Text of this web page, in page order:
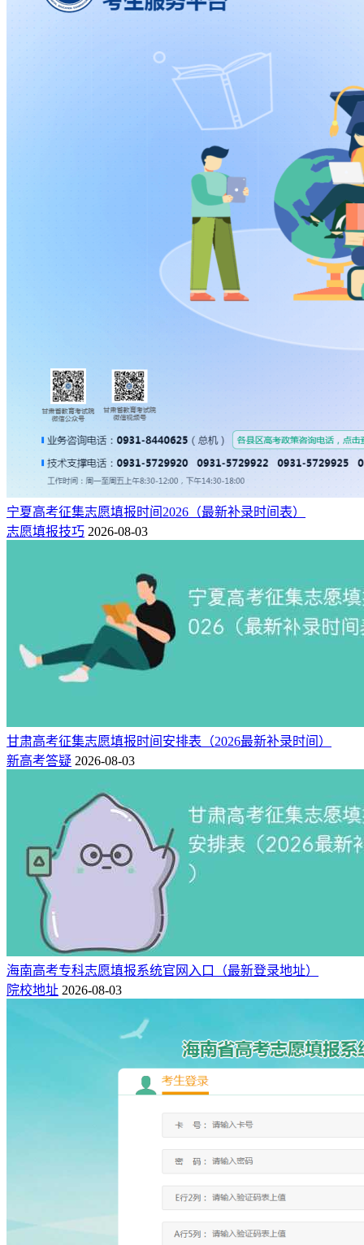
宁夏高考征集志愿填报时间2026（最新补录时间表）
志愿填报技巧 2026-08-03
甘肃高考征集志愿填报时间安排表（2026最新补录时间）
新高考答疑 2026-08-03
海南高考专科志愿填报系统官网入口（最新登录地址）
院校地址 2026-08-03